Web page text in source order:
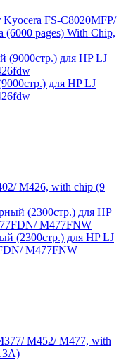
FS-C8020MFP/
(6000 pages) With Chip,
для HP LJ
M426, with chip (9
(2300стр.) для HP LJ
M477FNW
M452/ M477, with